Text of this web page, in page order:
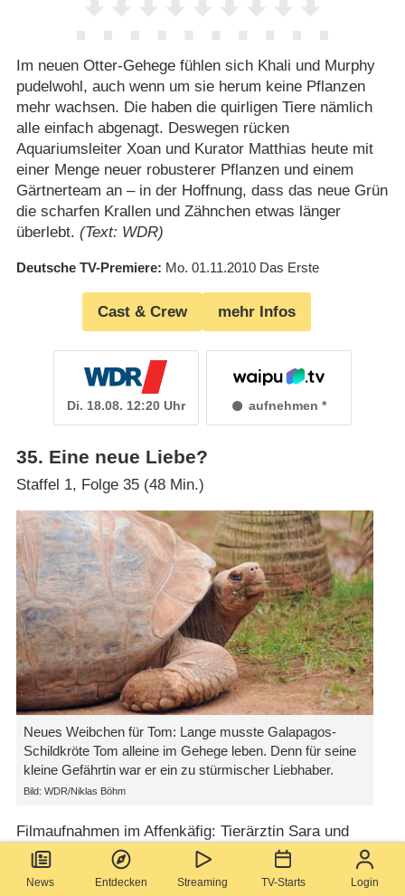
News Entdecken Streaming TV-Starts Login
Im neuen Otter-Gehege fühlen sich Khali und Murphy
pudelwohl, auch wenn um sie herum keine Pflanzen
mehr wachsen. Die haben die quirligen Tiere nämlich
alle einfach abgenagt. Deswegen rücken
Aquariumsleiter Xoan und Kurator Matthias heute mit
einer Menge neuer robusterer Pflanzen und einem
Gärtnerteam an – in der Hoffnung, dass das neue Grün
die scharfen Krallen und Zähnchen etwas länger
überlebt. (Text: WDR)
Deutsche TV-Premiere Mo. 01.11.2010 Das Erste
Cast & Crew mehr Infos
Di. 18.08. 12:20 Uhr aufnehmen
35. Eine neue Liebe?
Staffel 1, Folge 35 (48 Min.)
Neues Weibchen für Tom: Lange musste Galapagos-
Schildkröte Tom alleine im Gehege leben. Denn für seine
kleine Gefährtin war er ein zu stürmischer Liebhaber.
Bild: WDR/Niklas Böhm
Filmaufnahmen im Affenkäfig: Tierärztin Sara und
Kurator Matthias wollen die Schimpansen beim
Frühstück filmen – und zwar mit einer versteckten